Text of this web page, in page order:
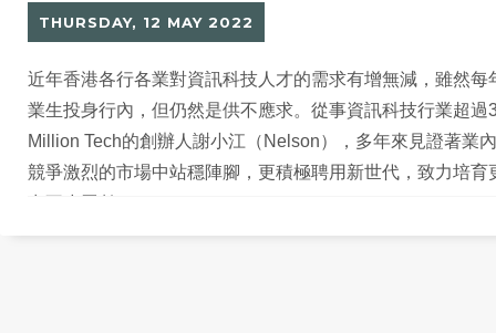
THURSDAY, 12 MAY 2022
近年香港各行各業對資訊科技人才的需求有增無減，雖然每
業生投身行內，但仍然是供不應求。從事資訊科技行業超過
Million Tech的創辦人謝小江（Nelson），多年來見證著業
競爭激烈的市場中站穩陣腳，更積極聘用新世代，致力培育